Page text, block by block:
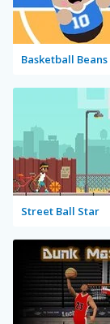
Basketball Beans
Street Ball Star